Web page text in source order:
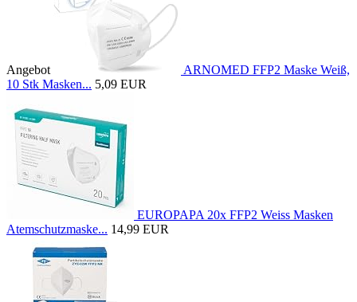
Angebot
ARNOMED FFP2 Maske Weiß,
10 Stk Masken... 5,09 EUR
EUROPAPA 20x FFP2 Weiss Masken
Atemschutzmaske... 14,99 EUR